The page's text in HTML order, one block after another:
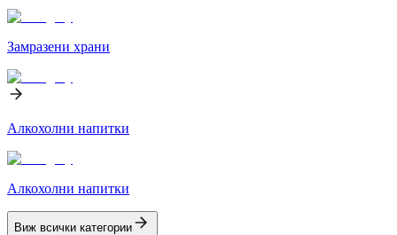
Замразени храни
Алкохолни напитки
Алкохолни напитки
Виж всички категории